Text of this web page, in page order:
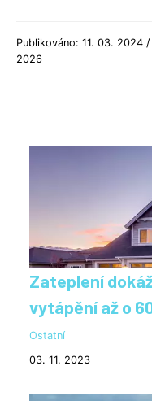
Publikováno: 11. 03. 2024
2026
Zateplení
vytápění až o
Ostatní
03. 11. 2023